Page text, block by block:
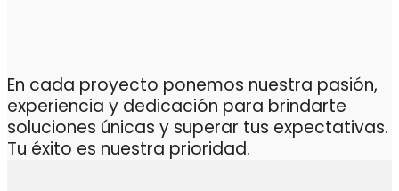
En cada proyecto ponemos nuestra pasión,
experiencia y dedicación para brindarte
soluciones únicas y superar tus expectativas.
Tu éxito es nuestra prioridad.